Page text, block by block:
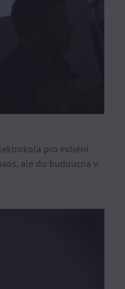
pro extréní
ale do budoucna v